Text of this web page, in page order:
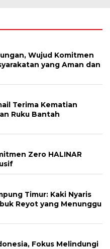
Wujud Komitmen
yang Aman dan
Terima Kematian
Ruku Bantah
Zero HALINAR
Timur: Kaki Nyaris
Reyot yang Menunggu
Fokus Melindungi